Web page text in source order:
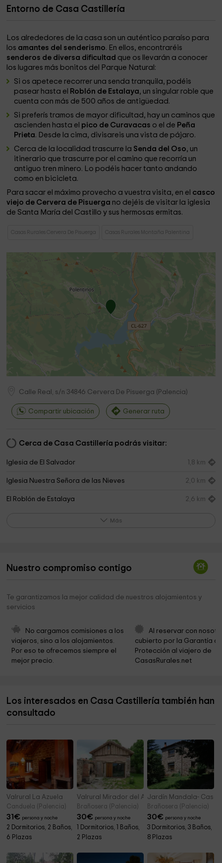
Entorno de Casa Castillería
Los alrededores de la casa son un auténtico paraíso para
los amantes del senderismo. En ellos, encontraréis
senderos de diversa dificultad que os llevarán a conocer
los lugares más bonitos del Parque Natural:
Si os apetece recorrer una senda tranquila, podéis
pasear hasta el
Roblón de Estalaya, un singular roble que
cuenta con más de 500 años de antigüedad.
Si preferís tramos de mayor dificultad, hay un caminos que
ascienden hasta el pico de Curavacas o el de Peña
Prieta. Desde la cima, divisareis una vista de pájaro.
Cerca de la localidad trascurre la Senda del Oso, un
itinerario que trascurre por el camino que recorría un
antiguo tren minero. Lo podéis hacer tanto andando
como en bicicleta.
Para sacar el máximo provecho a vuestra visita, en el casco
viejo de Cervera de Pisuerga no dejéis de visitar la iglesia
de Santa María del Castillo y sus hermosas ermitas.
Casas Rurales Cervera De Pisuerga Casas Rurales Montaña Palentina
Calle Real, s/n 34846 Cervera De Pisuerga ( Palencia)
Compartir ubicación Generar ruta
Cerca de Casa Castillería podrás visitar:
Iglesia de El Salvador 1,8 km
Iglesia Nuestra Señora de las Nieves 2,0 km
El Roblón de Estalaya 2,6 km
Ermita San Martín 4,5 km
San Felices de Castillería
San Sebastian Church
Fuentes Carrionas y Fuente Cobre Natural Park
Abadía de Lebanza, La Pernía 5,6 km
Parque Pisuerga Cervera 6,0 km
Más
Nuestro compromiso contigo
Te garantizamos la mejor calidad de nuestros alojamientos y
servicios
No cargamos comisiones a los
viajeros, sino a los alojamientos.
Por eso te ofrecemos siempre el
mejor precio.
Al reservar con
cubierto por la Garantía
Protección al viajero de
CasasRurales.net
Los interesados en Casa Castillería también han
consultado
Valrural La Azuela
Canduela (Palencia)
31€ persona y noche
2 Dormitorios, 2 Baños,
6 Plazas
Valrural Mirador del Alba
Brañosera (Palencia)
30€ persona y noche
1 Dormitorios, 1 Baños,
2 Plazas
Jardín Mandala- Casa
Brañosera (Palencia)
30€ persona y noche
3 Dormitorios, 3 Baños,
8 Plazas